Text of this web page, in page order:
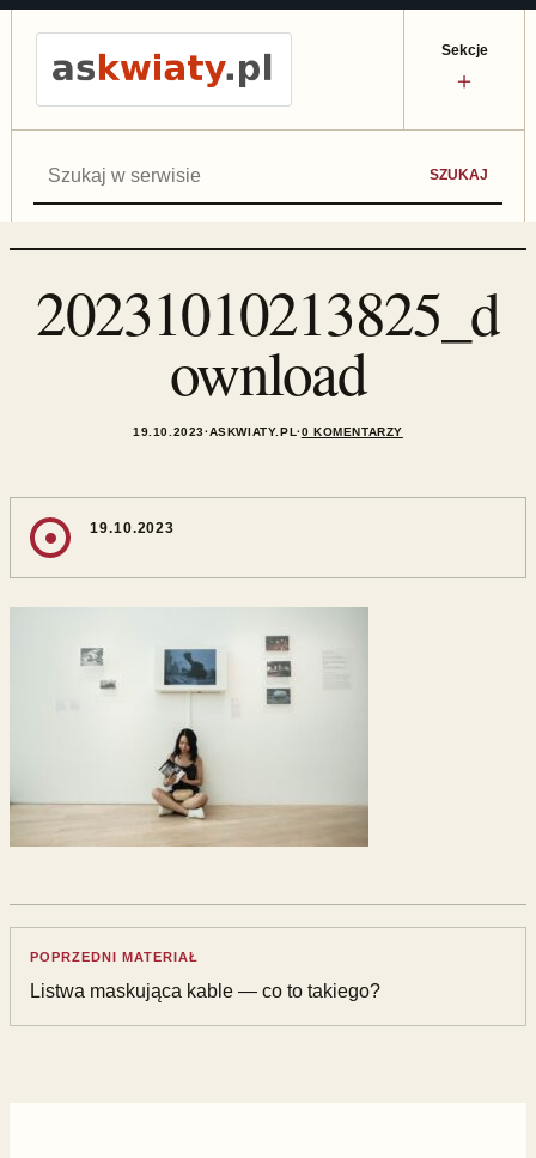
SZUKAJ
Sekcje
＋
20231010213825_d
ownload
19.10.2023·ASKWIATY.PL·0 KOMENTARZY
19.10.2023
POPRZEDNI MATERIAŁ
Listwa maskująca kable — co to takiego?